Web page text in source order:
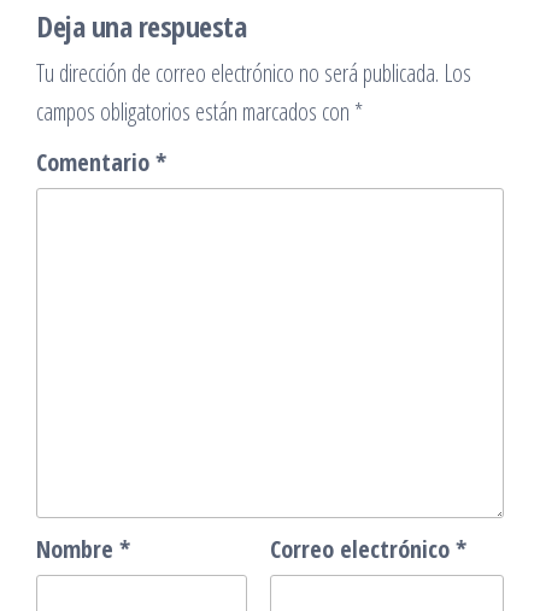
Deja una respuesta
Tu dirección de correo electrónico no será publicada. Los
campos obligatorios están marcados con *
Comentario*
Nombre * Correo electrónico*